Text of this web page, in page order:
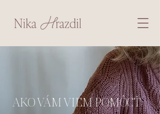
AKO VÁM VIEM POMÔCŤ